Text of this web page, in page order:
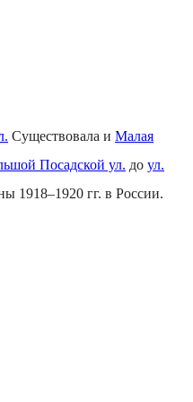
Существовала и Малая
Посадской ул. до ул.
1918–1920 гг. в России.